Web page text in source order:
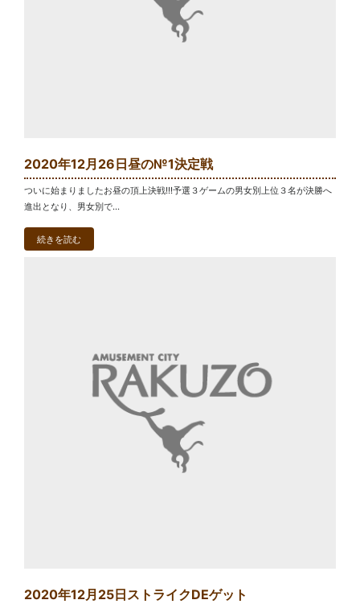
2020年12月26日昼の№1決定戦
ついに始まりましたお昼の頂上決戦!!!予選３ゲームの男女別上位３名が決勝へ
進出となり、男女別で...
続きを読む
2020年12月25日ストライクDEゲット